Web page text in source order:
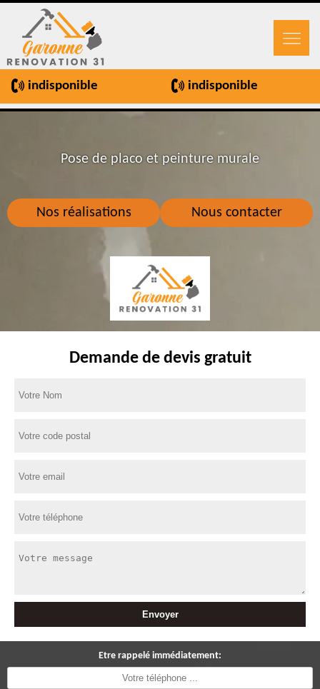
indisponible indisponible
Nos réalisations Nous contacter
Pose de placo et peinture murale
Demande de devis gratuit
Etre rappelé immédiatement: